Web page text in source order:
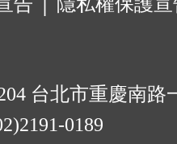
告
隱私權保護
台北市重慶南路
0189